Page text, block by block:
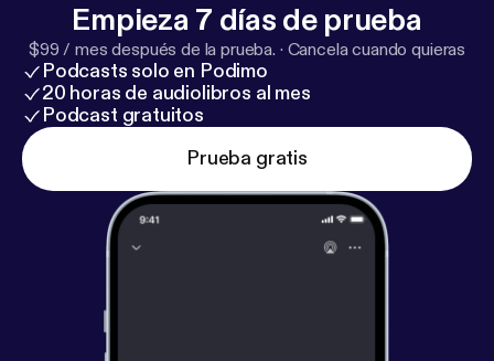
Empieza 7 días de prueba
$99 / mes después de la prueba. · Cancela cuando quieras
Podcasts solo en Podimo
20 horas de audiolibros al mes
Podcast gratuitos
Prueba gratis